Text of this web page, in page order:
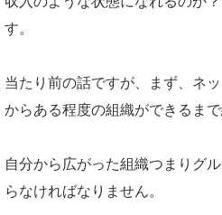
す。
当たり前の話ですが、まず、ネ
からある程度の組織ができるま
自分から広がった組織つまりグ
らなければなりません。